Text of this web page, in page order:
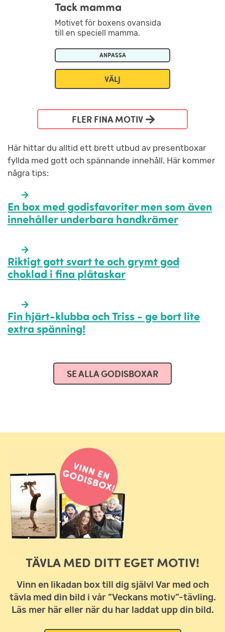
Tack mamma
Motivet för boxens ovansida
till en speciell mamma.
ANPASSA
VÄLJ
FLER FINA MOTIV
Här hittar du alltid ett brett utbud av presentboxar
fyllda med gott och spännande innehåll. Här kommer
några tips:
En box med godisfavoriter men som även
innehåller underbara handkrämer
Riktigt gott svart te och grymt god
choklad i fina plåtaskar
Fin hjärt-klubba och Triss - ge bort lite
extra spänning!
SE ALLA GODISBOXAR
TÄVLA MED DITT EGET MOTIV!
Vinn en likadan box till dig själv! Var med och
tävla med din bild i vår ”Veckans motiv”-tävling.
Läs mer här eller när du har laddat upp din bild.